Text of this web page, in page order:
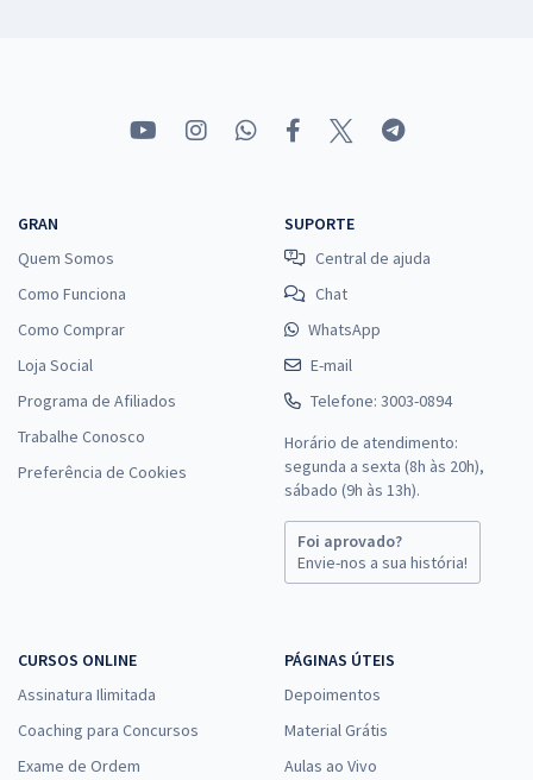
GRAN
Quem Somos
Como Funciona
Como Comprar
Loja Social
Programa de Afiliados
Trabalhe Conosco
Preferência de Cookies
SUPORTE
Central de ajuda
Chat
WhatsApp
E-mail
Telefone: 3003-0894
Horário de atendimento:
segunda a sexta (8h às 20h),
sábado (9h às 13h).
Foi aprovado?
Envie-nos a sua história!
CURSOS ONLINE
Assinatura Ilimitada
Coaching para Concursos
Exame de Ordem
PÁGINAS ÚTEIS
Depoimentos
Material Grátis
Aulas ao Vivo